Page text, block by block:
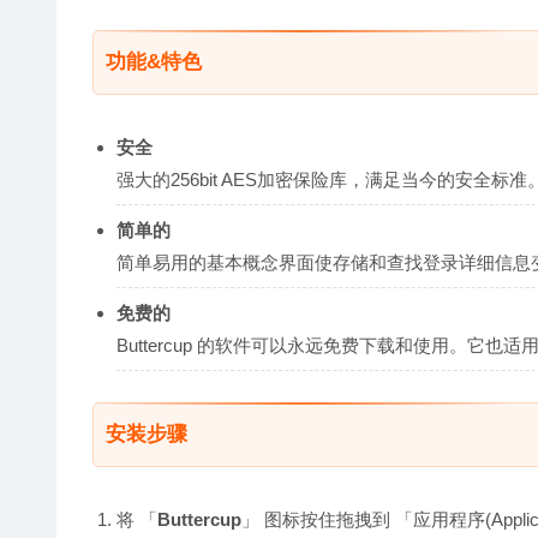
功能&特色
安全
强大的256bit AES加密保险库，满足当今的安全标准
简单的
简单易用的基本概念界面使存储和查找登录详细信息
免费的
Buttercup 的软件可以永远免费下载和使用。它也适
安装步骤
将 「Buttercup 」 图标按住拖拽到 「应用程序